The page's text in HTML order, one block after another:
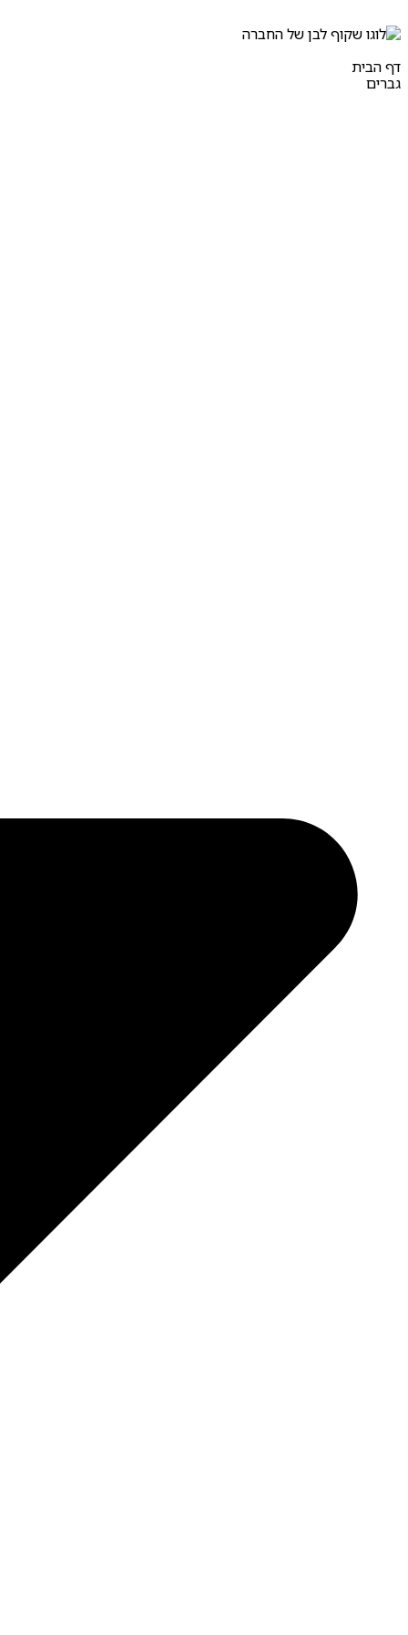
דף הבית
גברים